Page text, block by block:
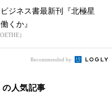
ビジネス書最新刊『北極星
くか』
）
Recommended by
の人気記事